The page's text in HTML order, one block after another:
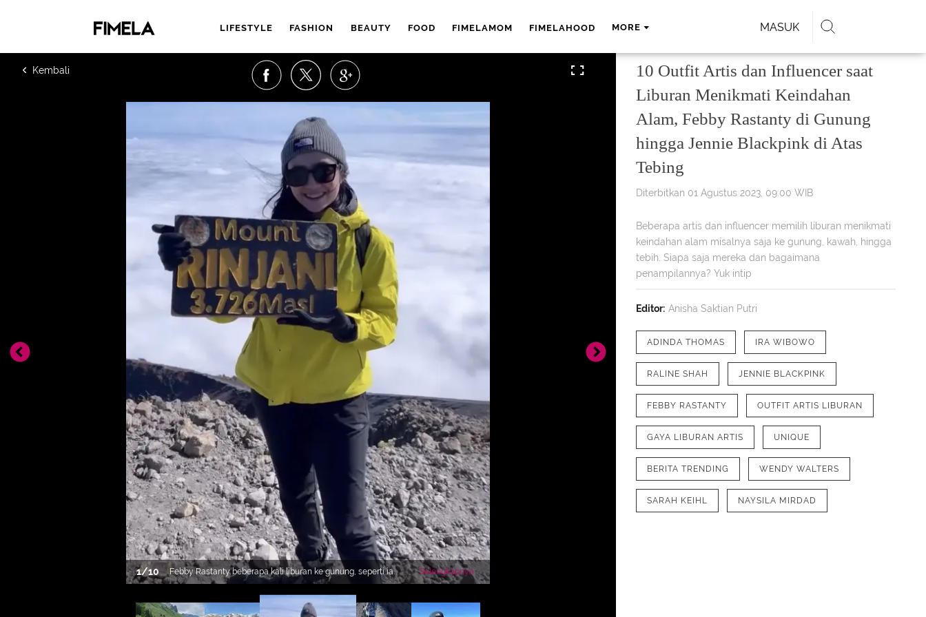
LIFESTYLE FASHION BEAUTY FOOD FIMELAMOM FIMELAHOOD MORE MASUK
1/10
Febby Rastanty beberapa kali liburan ke gunung, seperti ia
pernah mendaki gunung Rinjani dengan mengenakan jaket
kuning dipadukan celana hitam dan bennienya.
[Instagram/febbyrastanty]
Selengkapnya
10 Outfit Artis dan Influencer saat
Liburan Menikmati Keindahan
Alam, Febby Rastanty di Gunung
hingga Jennie Blackpink di Atas
Tebing
Diterbitkan 01 Agustus 2023, 09:00 WIB
Beberapa artis dan influencer memilih liburan menikmati
keindahan alam misalnya saja ke gunung, kawah, hingga
tebih. Siapa saja mereka dan bagaimana
penampilannya? Yuk intip
Editor: Anisha Saktian Putri
ADINDA THOMAS IRA WIBOWO
RALINE SHAH JENNIE BLACKPINK
FEBBY RASTANTY OUTFIT ARTIS LIBURAN
GAYA LIBURAN ARTIS UNIQUE
BERITA TRENDING WENDY WALTERS
SARAH KEIHL NAYSILA MIRDAD